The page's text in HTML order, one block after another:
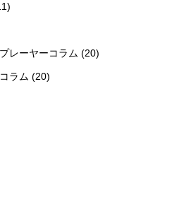
レーヤーコラム (20)
ラム (20)